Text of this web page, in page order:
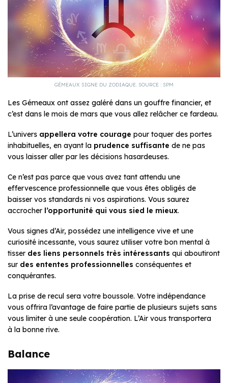
GÉMEAUX SIGNE DU ZODIAQUE. SOURCE : SPM
Les Gémeaux ont assez galéré dans un gouffre financier, et
c’est dans le mois de mars que vous allez relâcher ce fardeau.
L’univers appellera votre courage pour toquer des portes
inhabituelles, en ayant la prudence suffisante de ne pas
vous laisser aller par les décisions hasardeuses.
Ce n’est pas parce que vous avez tant attendu une
effervescence professionnelle que vous êtes obligés de
baisser vos standards ni vos aspirations. Vous saurez
accrocher l’opportunité qui vous sied le mieux.
Vous signes d’Air, possédez une intelligence vive et une
curiosité incessante, vous saurez utiliser votre bon mental à
tisser des liens personnels très intéressants qui aboutiront
sur des ententes professionnelles conséquentes et
conquérantes.
La prise de recul sera votre boussole. Votre indépendance
vous offrira l’avantage de faire partie de plusieurs sujets sans
vous limiter à une seule coopération. L’Air vous transportera
à la bonne rive.
Balance